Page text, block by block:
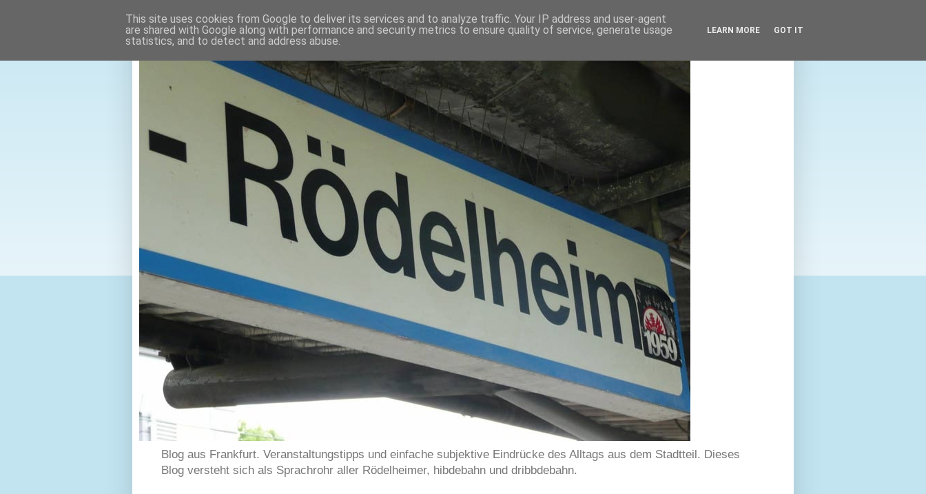
Blog aus Frankfurt. Veranstaltungstipps und einfache subjektive Eindrücke des Alltags aus dem Stadtteil. Dieses
Blog versteht sich als Sprachrohr aller Rödelheimer, hibdebahn und dribbdebahn.
This site uses cookies from Google to deliver its services and to analyze traffic. Your IP address and user-agent
are shared with Google along with performance and security metrics to ensure quality of service, generate usage
statistics, and to detect and address abuse.
LEARN MORE GOT IT